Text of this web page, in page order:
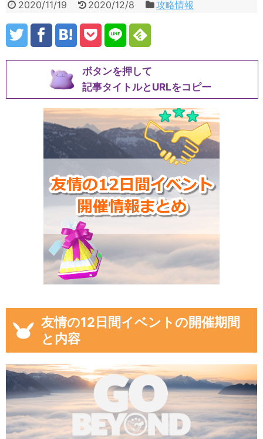
2020/11/19 2020/12/8 攻略情報
ボタンを押して
記事タイトルとURLをコピー
友情の12日間イベントの開催期間
と内容